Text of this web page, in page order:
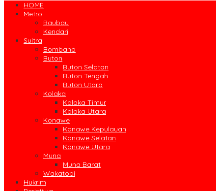
HOME
Metro
Baubau
Kendari
Sultra
Bombana
Buton
Buton Selatan
Buton Tengah
Buton Utara
Kolaka
Kolaka Timur
Kolaka Utara
Konawe
Konawe Kepulauan
Konawe Selatan
Konawe Utara
Muna
Muna Barat
Wakatobi
Hukrim